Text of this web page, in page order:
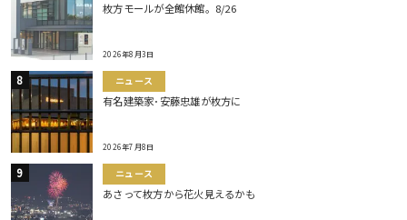
枚方モールが全館休館。8/26
2026年8月3日
ニュース
有名建築家･安藤忠雄が枚方に
2026年7月8日
ニュース
あさって枚方から花火見えるかも